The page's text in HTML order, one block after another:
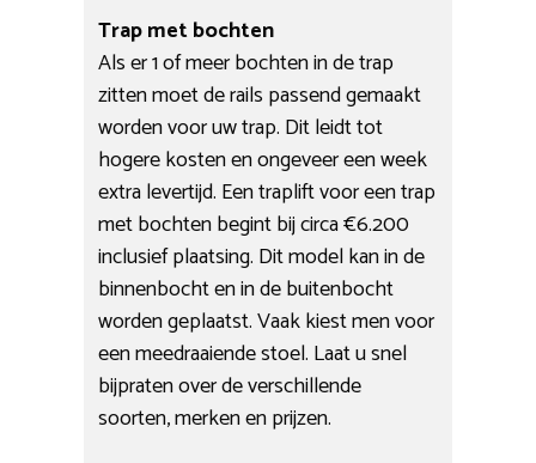
Trap met bochten
Als er 1 of meer bochten in de trap
zitten moet de rails passend gemaakt
worden voor uw trap. Dit leidt tot
hogere kosten en ongeveer een week
extra levertijd. Een traplift voor een trap
met bochten begint bij circa €6.200
inclusief plaatsing. Dit model kan in de
binnenbocht en in de buitenbocht
worden geplaatst. Vaak kiest men voor
een meedraaiende stoel. Laat u snel
bijpraten over de verschillende
soorten, merken en prijzen.